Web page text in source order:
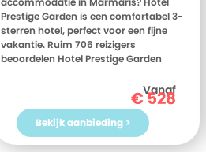
Prestige Garden is een comfortabel 3-
sterren hotel, perfect voor een fijne
vakantie. Ruim 706 reizigers
beoordelen Hotel Prestige Garden
beoordelingen van Hotel Prestige
Garden, voor meer informatie! Ben jij
toe aan een heerlijke vakantie in
Turkije? Boek jouw vakantie naar Hotel
Vanaf
€528
Bekijk aanbieding >